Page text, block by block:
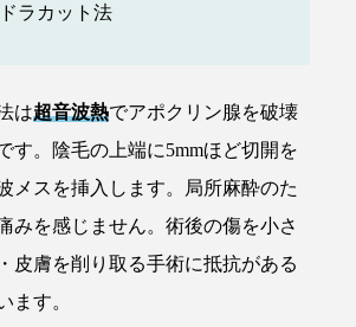
ラカット法
は超音波熱でアポクリン腺を破壊
す。陰毛の上端に5mmほど切開を
メスを挿入します。局所麻酔のた
みを感じません。術後の傷を小さ
皮膚を削り取る手術に抵抗がある
ます。